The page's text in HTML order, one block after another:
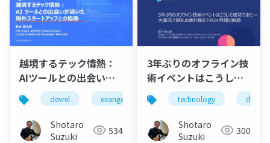
越境するテック情熱：
AIツールとの出会いが
導いた海外スタートア
ップとの協働
devrel evangelism advocacy developer
Shotaro
Suzuki
534
3年ぶりのオフライン技
術イベントはこうして
成功できた〜大盛況で
御礼お疲れ様までの3ヶ
月間の軌跡
technology
Shotaro
Suzuki
300